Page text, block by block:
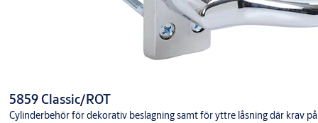
5859 Classic/ROT
Cylinderbehör för dekorativ beslagning samt för yttre låsning där krav på